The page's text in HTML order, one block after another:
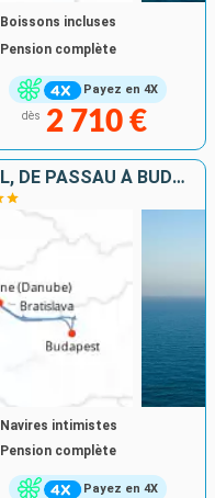
Payez en 4X
Boissons incluses
Pension complète
dès 2 710 €
CROISIÈRE LE DANUBE MUSICAL, DE PASSAU À BUDAPEST
Payez en 4X
Navires intimistes
Pension complète